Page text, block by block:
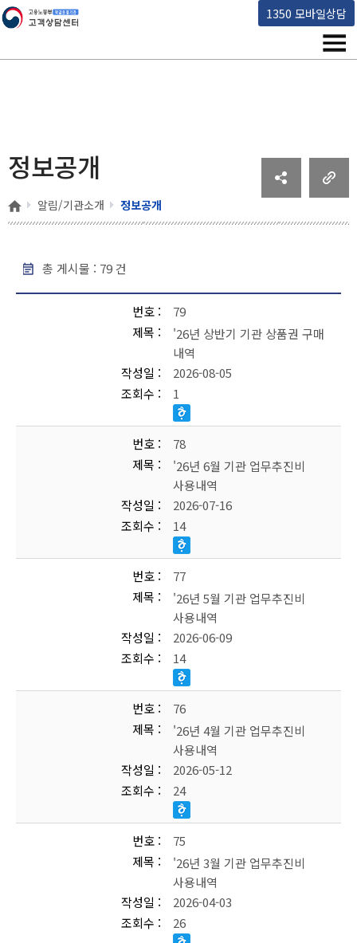
1350 모바일상담
고용노동부 책임운영기관 고객상담센터
메
정보공개
홈 알림/기관소개 정보공개
총 게시물 : 79건
정보공개 - 번호, 제목, 작성일, 조회 , 파일
번호
79
제목
'26년 상반기 기관 상품권 구매
내역
작성일
2026-08-05
조회수
1
번호
78
제목
'26년 6월 기관 업무추진비
사용내역
작성일
2026-07-16
조회수
14
번호
77
제목
'26년 5월 기관 업무추진비
사용내역
작성일
2026-06-09
조회수
14
번호
76
제목
'26년 4월 기관 업무추진비
사용내역
작성일
2026-05-12
조회수
24
번호
75
제목
'26년 3월 기관 업무추진비
사용내역
작성일
2026-04-03
조회수
26